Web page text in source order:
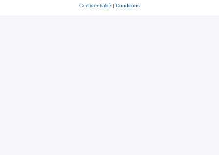
Confidentialité | Conditions